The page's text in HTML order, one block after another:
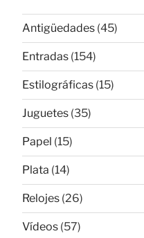
Antigüedades (45)
Entradas (154)
Estilográficas (15)
Juguetes (35)
Papel (15)
Plata (14)
Relojes (26)
Vídeos (57)